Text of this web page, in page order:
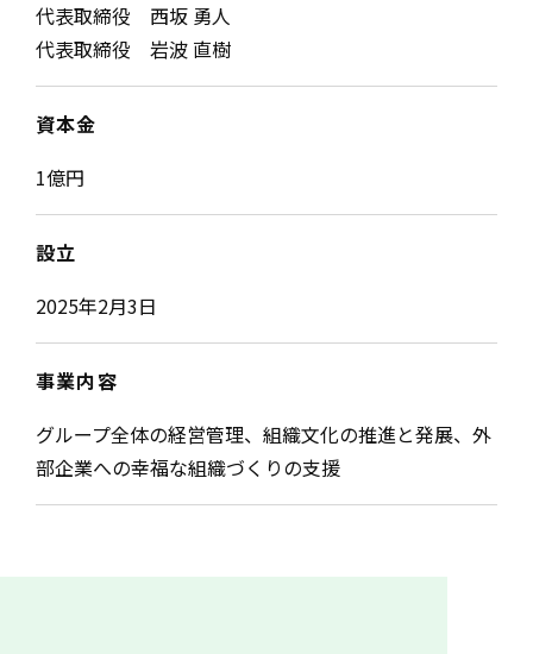
代表取締役 西坂 勇人
代表取締役 岩波 直樹
資本金
1億円
設立
2025年2月3日
事業内容
グループ全体の経営管理、組織文化の推進と発展、外
部企業への幸福な組織づくりの支援